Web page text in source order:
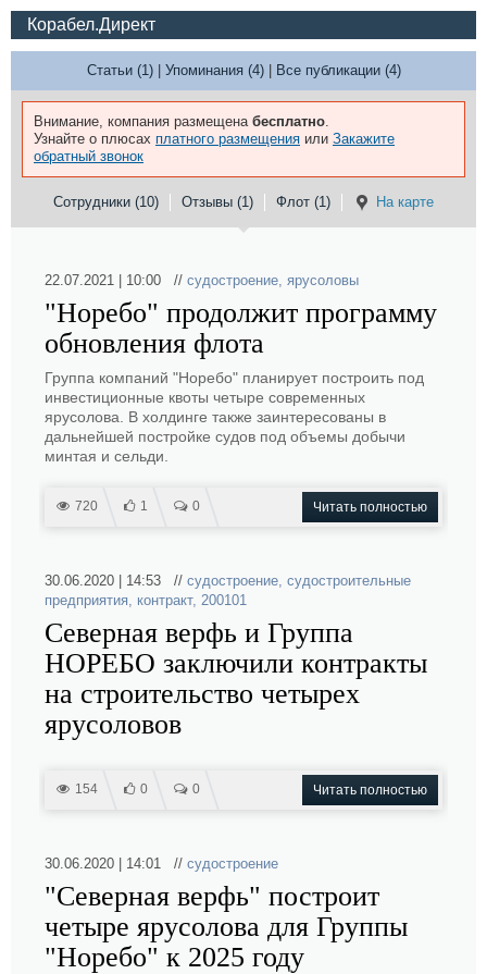
Корабел.Директ
Статьи (1)| Упоминания (4)| Все публикации (4)
Внимание, компания размещена бесплатно.
Узнайте о плюсах платного размещения или Закажите
обратный звонок
Сотрудники (10) Отзывы (1) Флот (1) На карте
22.07.2021 | 10:00 // судостроение, ярусоловы
"Норебо" продолжит программу
обновления флота
Группа компаний "Норебо" планирует построить под
инвестиционные квоты четыре современных
ярусолова. В холдинге также заинтересованы в
дальнейшей постройке судов под объемы добычи
минтая и сельди.
720 1 0 Читать полностью
30.06.2020 | 14:53 // судостроение, судостроительные
предприятия, контракт, 200101
Северная верфь и Группа
НОРЕБО заключили контракты
на строительство четырех
ярусоловов
154 0 0 Читать полностью
30.06.2020 | 14:01 // судостроение
"Северная верфь" построит
четыре ярусолова для Группы
"Норебо" к 2025 году